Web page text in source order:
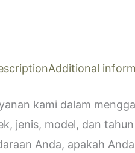
Additional
kami dalam
jenis, model, dan
Anda, apakah